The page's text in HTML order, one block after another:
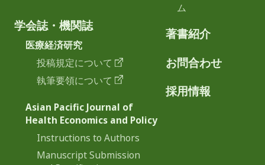
学会誌・機関誌
医療経済研究
投稿規定について
執筆要領について
Asian Pacific Journal of
Health Economics and Policy
Instructions to Authors
Manuscript Submission
ム
著書紹介
お問合わせ
採用情報